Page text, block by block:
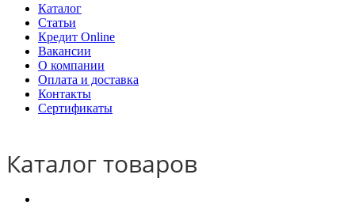
Каталог
Статьи
Кредит Online
Вакансии
О компании
Оплата и доставка
Контакты
Сертификаты
Каталог товаров